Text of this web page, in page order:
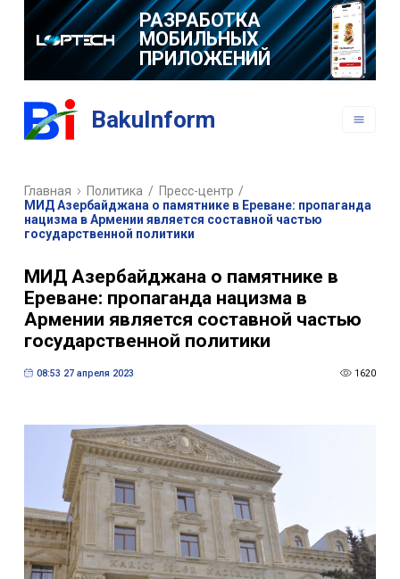
ВЕБ САЙТОВ
МОБИЛЬНЫХ
ПРИЛОЖЕНИЙ
BakuInform
Главная Политика / Пресс-центр /
МИД Азербайджана о памятнике в Ереване: пропаганда
нацизма в Армении является составной частью
государственной политики
МИД Азербайджана о памятнике в
Ереване: пропаганда нацизма в
Армении является составной частью
государственной политики
08:53 27 апреля 2023 1620